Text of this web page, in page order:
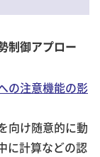
制御アプロー
の注意機能の影
向け随意的に動
に計算などの認